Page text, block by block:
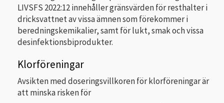
LIVSFS 2022:12 innehåller gränsvärden för resthalter i
dricksvattnet av vissa ämnen som förekommer i
beredningskemikalier, samt för lukt, smak och vissa
desinfektionsbiprodukter.
Klorföreningar
Avsikten med doseringsvillkoren för klorföreningar är
att minska risken för